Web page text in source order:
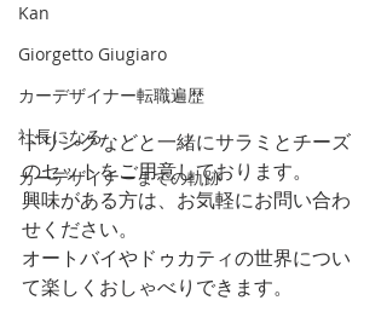
Kan
Giorgetto Giugiaro
カーデザイナー転職遍歴
社長になる
カーデザイナーまでの軌跡
ドリンクなどと一緒にサラミとチーズ
のセットをご用意しております。
興味がある方は、お気軽にお問い合わ
せください。
オートバイやドゥカティの世界につい
て楽しくおしゃべりできます。